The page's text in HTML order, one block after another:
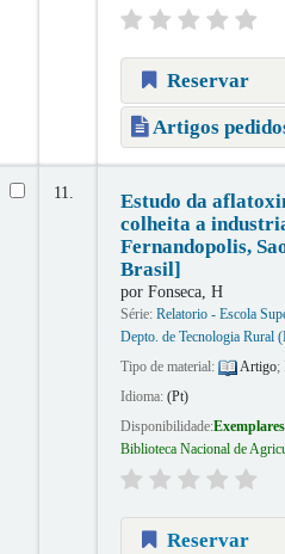
Reservar
Artigos
11.
Estudo da
colheita a
Fernandopolis,
Brasil]
por Fonseca, H
Série: Relatorio - Escola
Depto. de Tecnologia Rural
Tipo de material:
Artigo;
Idioma: (Pt)
Disponibilidade:
Biblioteca Nacional de
Reservar